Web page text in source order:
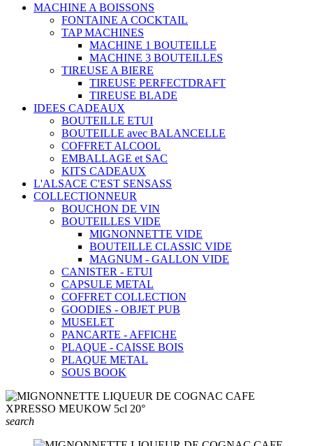
MACHINE A BOISSONS
FONTAINE A COCKTAIL
TAP MACHINES
MACHINE 1 BOUTEILLE
MACHINE 3 BOUTEILLES
TIREUSE A BIERE
TIREUSE PERFECTDRAFT
TIREUSE BLADE
IDEES CADEAUX
BOUTEILLE ETUI
BOUTEILLE avec BALANCELLE
COFFRET ALCOOL
EMBALLAGE et SAC
KITS CADEAUX
L'ALSACE C'EST SENSASS
COLLECTIONNEUR
BOUCHON DE VIN
BOUTEILLES VIDE
MIGNONNETTE VIDE
BOUTEILLE CLASSIC VIDE
MAGNUM - GALLON VIDE
CANISTER - ETUI
CAPSULE METAL
COFFRET COLLECTION
GOODIES - OBJET PUB
MUSELET
PANCARTE - AFFICHE
PLAQUE - CAISSE BOIS
PLAQUE METAL
SOUS BOOK
search